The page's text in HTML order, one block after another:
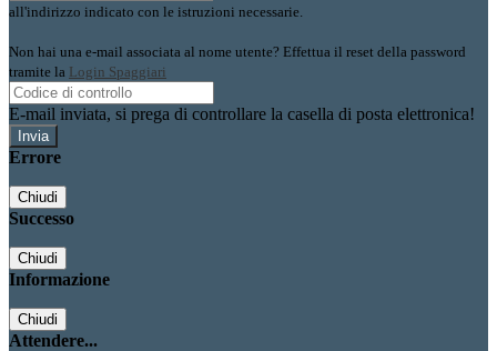
all'indirizzo indicato con le istruzioni necessarie.
Non hai una e-mail associata al nome utente? Effettua il reset della password
tramite la Login Spaggiari
E-mail inviata, si prega di controllare la casella di posta elettronica!
Errore
Chiudi
Successo
Chiudi
Informazione
Chiudi
Attendere...